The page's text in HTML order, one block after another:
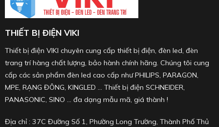
THIẾT BỊ ĐIỆN VIKI
Thiết bị điện VIKI chuyên cung cấp thiết bị điện, đèn led, đèn
trang trí hàng chất lượng, bảo hành chính hãng. Chúng tôi cung
cấp các sản phẩm đèn led cao cấp như PHILIPS, PARAGON,
MPE, RẠNG ĐÔNG, KINGLED ... Thiết bị điện SCHNEIDER,
PANASONIC, SINO ... đa dạng mẫu mã, giá thành !
Địa chỉ : 37C Đường Số 1, Phường Long Trường, Thành Phố Thủ